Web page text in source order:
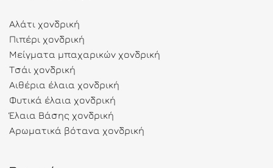
Αλάτι χονδρική
Πιπέρι χονδρική
Μείγματα μπαχαρικών χονδρική
Τσάι χονδρική
Αιθέρια έλαια χονδρική
Φυτικά έλαια χονδρική
Έλαια Βάσης χονδρική
Αρωματικά βότανα χονδρική